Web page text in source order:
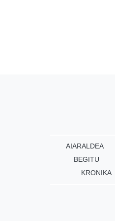
AIARALDEA
BEGITU
KRONIKA